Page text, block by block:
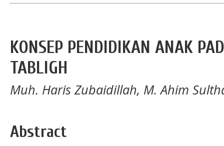
KONSEP PENDIDIKAN ANAK
TABLIGH
Muh. Haris Zubaidillah, M. Ahim
Abstract